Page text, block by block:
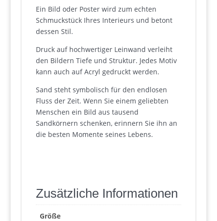
Ein Bild oder Poster wird zum echten
Schmuckstück Ihres Interieurs und betont
dessen Stil.
Druck auf hochwertiger Leinwand verleiht
den Bildern Tiefe und Struktur. Jedes Motiv
kann auch auf Acryl gedruckt werden.
Sand steht symbolisch für den endlosen
Fluss der Zeit. Wenn Sie einem geliebten
Menschen ein Bild aus tausend
Sandkörnern schenken, erinnern Sie ihn an
die besten Momente seines Lebens.
Zusätzliche Informationen
Größe